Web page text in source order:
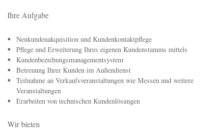
Ihre Aufgabe
Neukundenakquisition und Kundenkontaktpflege
Pflege und Erweiterung Ihres eigenen Kundenstamms mittels
Kundenbeziehungsmanagementsystem
Betreuung Ihrer Kunden im Außendienst
Teilnahme an Verkaufsveranstaltungen wie Messen und weitere
Veranstaltungen
Erarbeiten von technischen Kundenlösungen
Wir bieten